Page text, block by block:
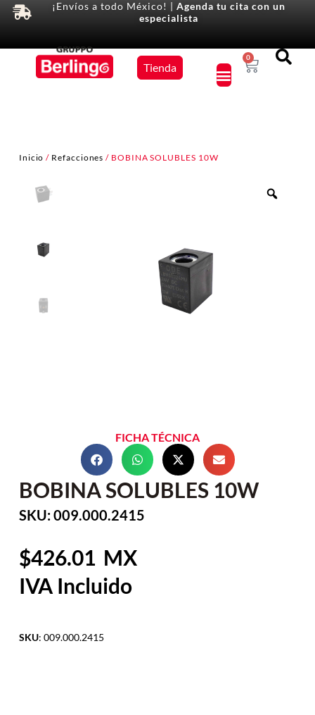
¡Envíos a todo México! | Agenda tu cita con un
especialista
Tienda
0
Inicio / Refacciones / BOBINA SOLUBLES 10W
FICHA TÉCNICA
BOBINA SOLUBLES 10W
SKU: 009.000.2415
426.01
SKU: 009.000.2415